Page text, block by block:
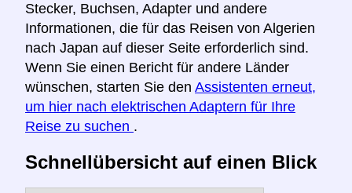
Stecker, Buchsen, Adapter und andere
Informationen, die für das Reisen von Algerien
nach Japan auf dieser Seite erforderlich sind.
Wenn Sie einen Bericht für andere Länder
wünschen, starten Sie den Assistenten erneut,
um hier nach elektrischen Adaptern für Ihre
Reise zu suchen .
Schnellübersicht auf einen Blick